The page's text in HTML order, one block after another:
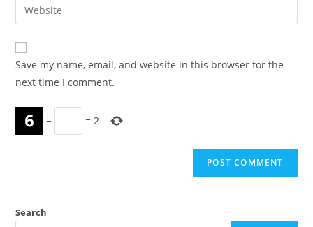
comment
address
comment
Enter
your
website
URL
(optional)
Save my name, email, and website in this browser for the
next time I comment.
− =2
Search